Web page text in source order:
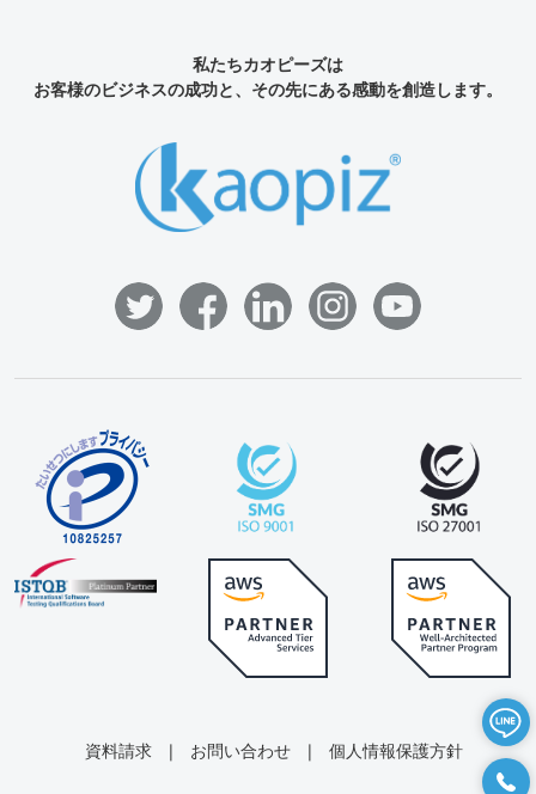
私たちカオピーズは
お客様のビジネスの成功と、その先にある感動を創造します。
資料請求 | お問い合わせ | 個人情報保護方針